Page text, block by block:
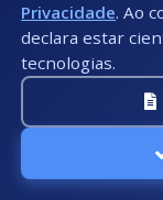
Ofício
Data:
21/08/
Número:
169/
Título:
Privacidade. Ao
declara estar
tecnologias.